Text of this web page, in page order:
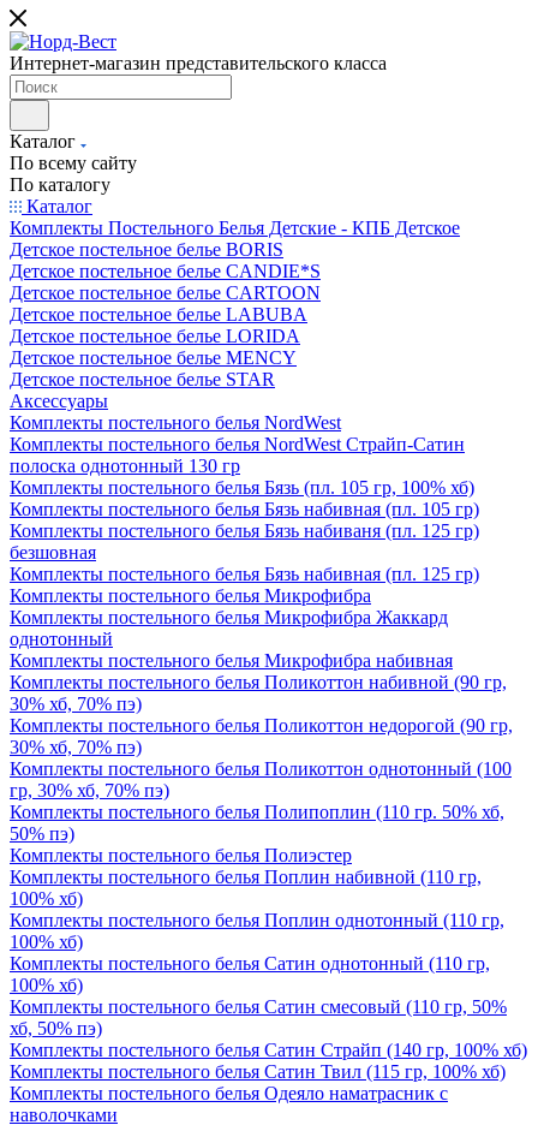
Интернет-магазин представительского класса
Каталог
По всему сайту
По каталогу
Каталог
Комплекты Постельного Белья Детские - КПБ Детское
Детское постельное белье BORIS
Детское постельное белье CANDIE*S
Детское постельное белье CARTOON
Детское постельное белье LABUBA
Детское постельное белье LORIDA
Детское постельное белье MENCY
Детское постельное белье STAR
Аксессуары
Комплекты постельного белья NordWest
Комплекты постельного белья NordWest Страйп-Сатин
полоска однотонный 130 гр
Комплекты постельного белья Бязь (пл. 105 гр, 100% хб)
Комплекты постельного белья Бязь набивная (пл. 105 гр)
Комплекты постельного белья Бязь набиваня (пл. 125 гр)
безшовная
Комплекты постельного белья Бязь набивная (пл. 125 гр)
Комплекты постельного белья Микрофибра
Комплекты постельного белья Микрофибра Жаккард
однотонный
Комплекты постельного белья Микрофибра набивная
Комплекты постельного белья Поликоттон набивной (90 гр,
30% хб, 70% пэ)
Комплекты постельного белья Поликоттон недорогой (90 гр,
30% хб, 70% пэ)
Комплекты постельного белья Поликоттон однотонный (100
гр, 30% хб, 70% пэ)
Комплекты постельного белья Полипоплин (110 гр. 50% хб,
50% пэ)
Комплекты постельного белья Полиэстер
Комплекты постельного белья Поплин набивной (110 гр,
100% хб)
Комплекты постельного белья Поплин однотонный (110 гр,
100% хб)
Комплекты постельного белья Сатин однотонный (110 гр,
100% хб)
Комплекты постельного белья Сатин смесовый (110 гр, 50%
хб, 50% пэ)
Комплекты постельного белья Сатин Страйп (140 гр, 100% хб)
Комплекты постельного белья Сатин Твил (115 гр, 100% хб)
Комплекты постельного белья Одеяло наматрасник с
наволочками